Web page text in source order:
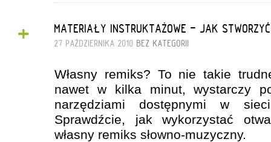
+ MATERIAŁY INSTRUKTAŻOWE - JAK
27 PAŹDZIERNIKA 2010 BEZ KATEGORII
Własny remiks? To nie takie
nawet w kilka minut, wystarczy
narzędziami dostępnymi w
Sprawdźcie, jak wykorzystać
własny remiks słowno-muzyczny.